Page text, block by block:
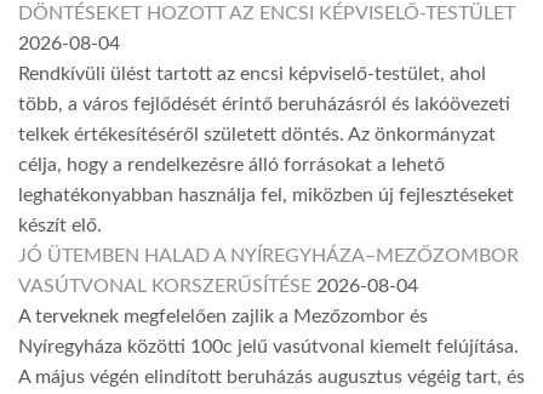
DÖNTÉSEKET HOZOTT AZ ENCSI KÉPVISELŐ-TESTÜLET
2026-08-04
Rendkívüli ülést tartott az encsi képviselő-testület, ahol
több, a város fejlődését érintő beruházásról és lakóövezeti
telkek értékesítéséről született döntés. Az önkormányzat
célja, hogy a rendelkezésre álló forrásokat a lehető
leghatékonyabban használja fel, miközben új fejlesztéseket
készít elő.
JÓ ÜTEMBEN HALAD A NYÍREGYHÁZA–MEZŐZOMBOR
VASÚTVONAL KORSZERŰSÍTÉSE 2026-08-04
A terveknek megfelelően zajlik a Mezőzombor és
Nyíregyháza közötti 100c jelű vasútvonal kiemelt felújítása.
A május végén elindított beruházás augusztus végéig tart, és